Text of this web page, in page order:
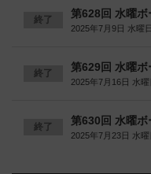
終了 第628回 水曜
2025年7月9日 水曜日
終了 第629回 水曜
2025年7月16日 水曜
終了 第630回 水曜
2025年7月23日 水曜